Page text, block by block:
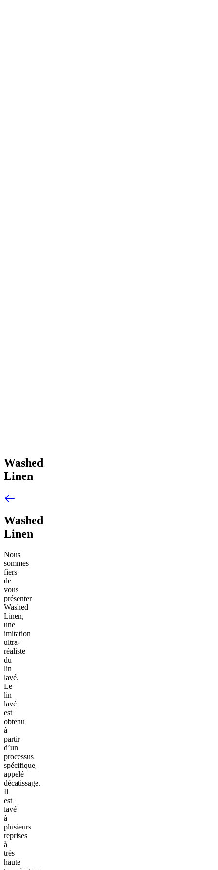
Washed
Linen
Washed
Linen
Nous
sommes
fiers
de
vous
présenter
Washed
Linen,
une
imitation
ultra-
réaliste
du
lin
lavé.
Le
lin
lavé
est
obtenu
à
partir
d’un
processus
spécifique,
appelé
décatissage.
Il
est
lavé
à
plusieurs
reprises
à
très
haute